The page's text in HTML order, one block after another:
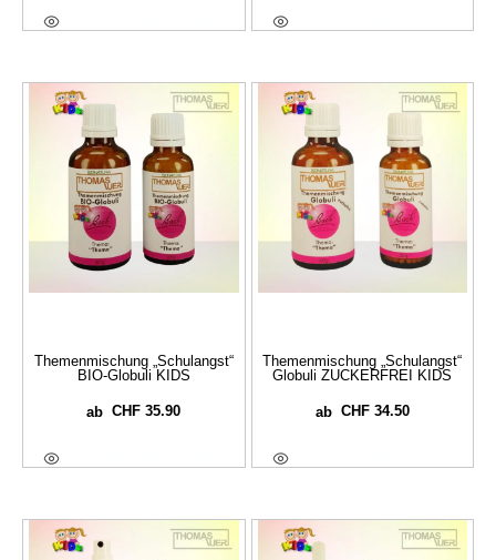
Themenmischung „Schulangst“
BIO-Globuli KIDS
abCHF 35.90
Themenmischung „Schulangst“
Globuli ZUCKERFREI KIDS
ab CHF34.50